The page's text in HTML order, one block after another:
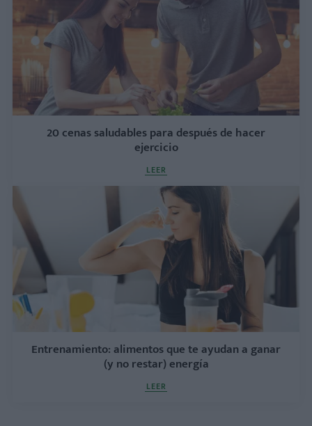
20 cenas saludables para después de hacer
ejercicio
LEER
Entrenamiento: alimentos que te ayudan a ganar
(y no restar) energía
LEER